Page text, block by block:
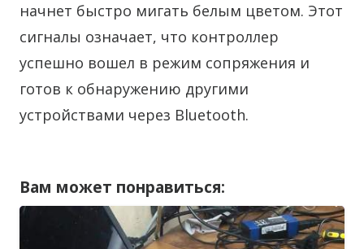
начнет быстро мигать белым цветом. Этот
сигналы означает, что контроллер
успешно вошел в режим сопряжения и
готов к обнаружению другими
устройствами через Bluetooth.
Вам может понравиться: